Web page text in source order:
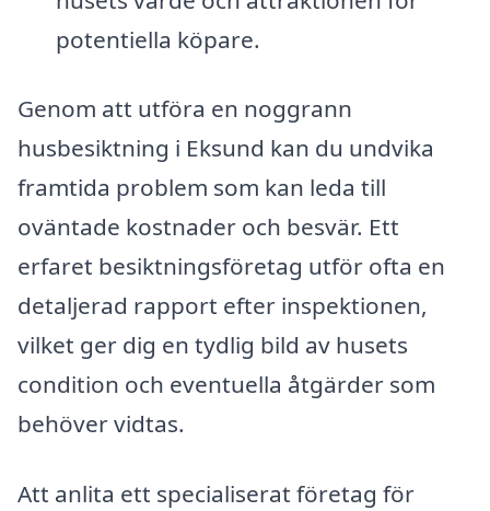
potentiella köpare.
Genom att utföra en noggrann
husbesiktning i Eksund kan du undvika
framtida problem som kan leda till
oväntade kostnader och besvär. Ett
erfaret besiktningsföretag utför ofta en
detaljerad rapport efter inspektionen,
vilket ger dig en tydlig bild av husets
condition och eventuella åtgärder som
behöver vidtas.
Att anlita ett specialiserat företag för